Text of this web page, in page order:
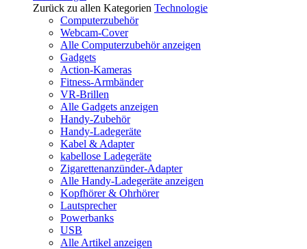
Zurück zu allen Kategorien Technologie
Computerzubehör
Webcam-Cover
Alle Computerzubehör anzeigen
Gadgets
Action-Kameras
Fitness-Armbänder
VR-Brillen
Alle Gadgets anzeigen
Handy-Zubehör
Handy-Ladegeräte
Kabel & Adapter
kabellose Ladegeräte
Zigarettenanzünder-Adapter
Alle Handy-Ladegeräte anzeigen
Kopfhörer & Ohrhörer
Lautsprecher
Powerbanks
USB
Alle Artikel anzeigen